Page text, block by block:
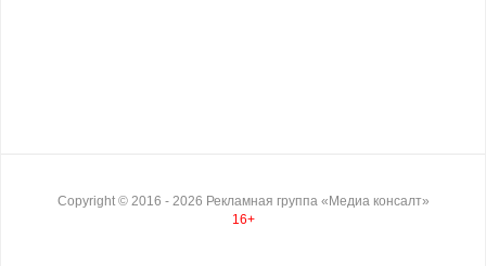
Copyright © 2016 - 2026 Рекламная группа «Медиа консалт»
16+